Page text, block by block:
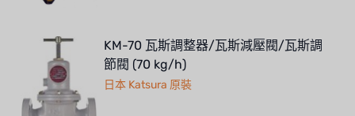
KM-70 瓦斯調整器/瓦斯減壓閥/瓦斯調
節閥 (70 kg/h)
日本 Katsura 原裝